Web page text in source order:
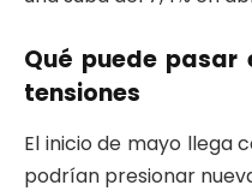
Qué puede pasar
tensiones
El inicio de mayo llega
podrían presionar